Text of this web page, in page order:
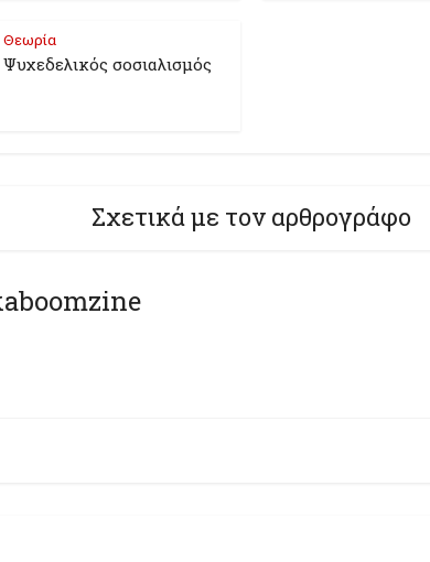
Θεωρία
Ψυχεδελικός σοσιαλισμός
Σχετικά με τον αρθρογράφο